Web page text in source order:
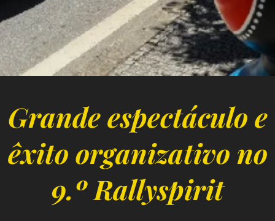
Grande espectáculo e
êxito organizativo no
9.º Rallyspirit